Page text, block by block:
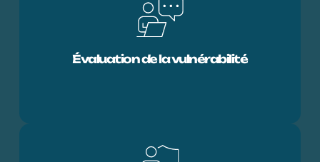
Évaluation de la vulnérabilité